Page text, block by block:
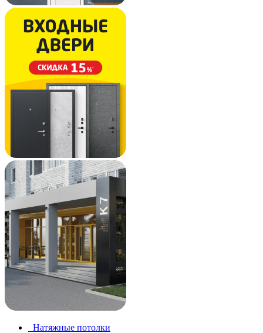
Натяжные потолки